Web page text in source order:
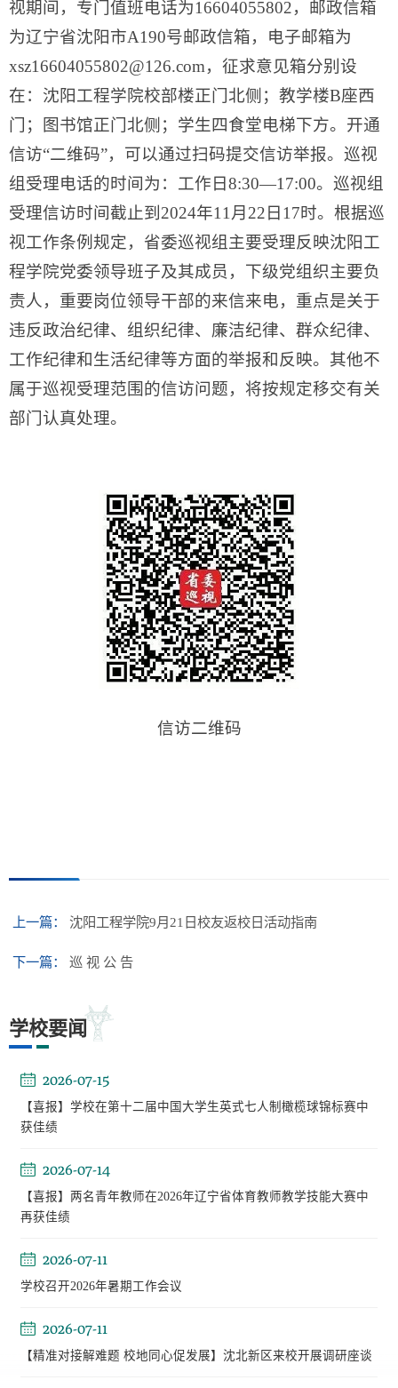
视期间，专门值班电话为16604055802，邮政信箱
为辽宁省沈阳市A190号邮政信箱，电子邮箱为
xsz16604055802@126.com，征求意见箱分别设
在：沈阳工程学院校部楼正门北侧；教学楼B座西
门；图书馆正门北侧；学生四食堂电梯下方。开通
信访“二维码”，可以通过扫码提交信访举报。巡视
组受理电话的时间为：工作日8:30—17:00。巡视组
受理信访时间截止到2024年11月22日17时。根据巡
视工作条例规定，省委巡视组主要受理反映沈阳工
程学院党委领导班子及其成员，下级党组织主要负
责人，重要岗位领导干部的来信来电，重点是关于
违反政治纪律、组织纪律、廉洁纪律、群众纪律、
工作纪律和生活纪律等方面的举报和反映。其他不
属于巡视受理范围的信访问题，将按规定移交有关
部门认真处理。
信访二维码
上一篇： 沈阳工程学院9月21日校友返校日活动指南
下一篇： 巡 视 公 告
学校要闻
2026-07-15
【喜报】学校在第十二届中国大学生英式七人制橄榄球锦标赛中
获佳绩
2026-07-14
【喜报】两名青年教师在2026年辽宁省体育教师教学技能大赛中
再获佳绩
2026-07-11
学校召开2026年暑期工作会议
2026-07-11
【精准对接解难题 校地同心促发展】沈北新区来校开展调研座谈